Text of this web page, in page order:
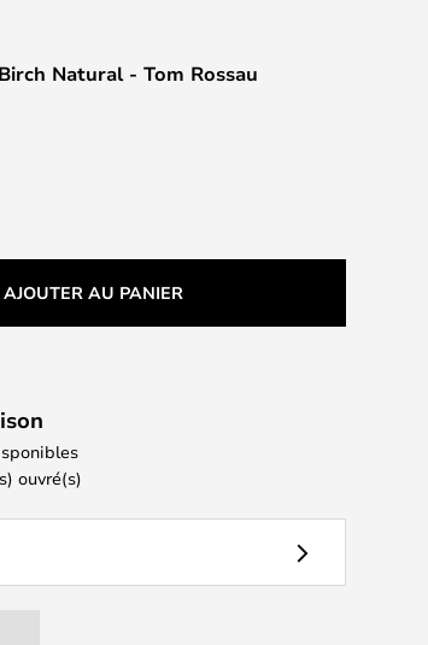
Natural - Tom Rossau
AJOUTER AU PANIER
ouvré(s)